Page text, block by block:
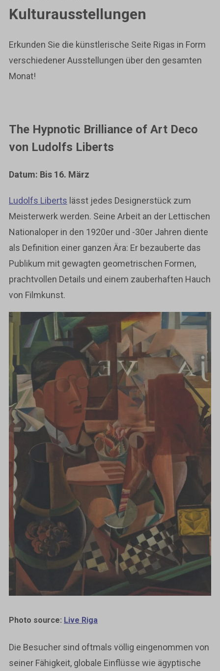
Kulturausstellungen
Erkunden Sie die künstlerische Seite Rigas in Form
verschiedener Ausstellungen über den gesamten
Monat!
The Hypnotic Brilliance of Art Deco
von Ludolfs Liberts
Datum: Bis 16. März
Ludolfs Liberts lässt jedes Designerstück zum
Meisterwerk werden. Seine Arbeit an der Lettischen
Nationaloper in den 1920er und -30er Jahren diente
als Definition einer ganzen Ära: Er bezauberte das
Publikum mit gewagten geometrischen Formen,
prachtvollen Details und einem zauberhaften Hauch
von Filmkunst.
Photo source: Live Riga
Die Besucher sind oftmals völlig eingenommen von
seiner Fähigkeit, globale Einflüsse wie ägyptische